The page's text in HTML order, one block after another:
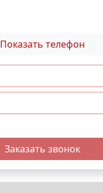
Показать телефон
Заказать звонок